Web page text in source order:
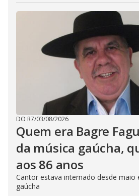
DO R7/03/08/2026
Quem era Bagre
da música gaúcha,
aos 86 anos
Cantor estava internado desde maio
gaúcha